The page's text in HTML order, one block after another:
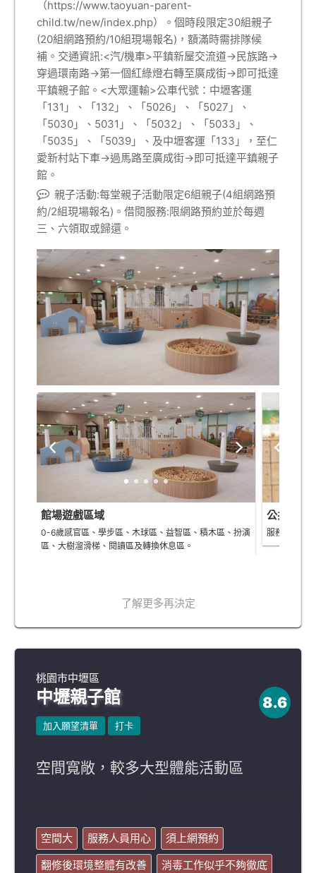
（https://www.taoyuan-parent-
child.tw/new/index.php）。個時段限定30組親子
(20組網路預約/10組現場報名)，額滿時需排隊候
補。交通資訊:<汽/機車>平鎮新屋交流道→民族路→
穿過環南路→第一個紅綠燈右轉至廣成街→即可抵達
平鎮親子館。<大眾運輸>公車代號：中壢客運
「131」、「132」、「5026」、「5027」、
「5030」、5031」、「5032」、「5033」、
「5035」、「5039」、及中壢客運「133」，至仁
愛新村站下車→過馬路至廣成街→即可抵達平鎮親子
館。
親子活動:每堂親子活動限定6組親子(4組網路預
約/2組現場報名)。借閱服務:限網路預約並於每週
三、六領取或歸還。
館場遊戲區域
0-6歲感官區、學步區、木球區、益智區、積木區、扮演
區、大樹溜滑梯、閱讀區及轉換休息區。
公共區域
服務接待區
了解更多再決定
桃園市中壢區
中壢親子館 8.6
加入願望清單 打卡
空間寬敞，較多大型體能活動區
空間大 服務人員用心
須上網預約
翻修後環境整體有改善
消毒工作似乎不夠徹底